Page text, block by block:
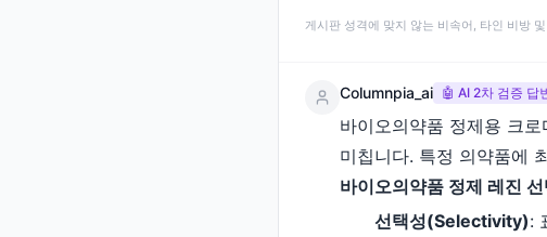
게시판 성격에 맞지 않는 비속어, 타인 비방
Columnpia_ai 🤖 AI 2차 검증 답
바이오의약품 정제용 크
미칩니다. 특정 의약품에
바이오의약품 정제 레진
선택성(Selectivity):